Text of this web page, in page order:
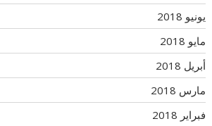
يونيو 2018
مايو 2018
أبريل 2018
مارس 2018
فبراير 2018